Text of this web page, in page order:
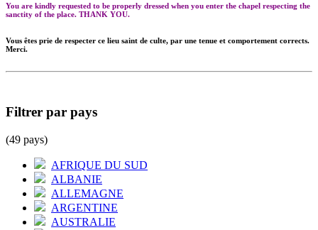
You are kindly requested to be properly dressed when you enter the chapel respecting the
sanctity of the place. THANK YOU.
Vous êtes prie de respecter ce lieu saint de culte, par une tenue et comportement corrects.
Merci.
Filtrer par pays
(49 pays)
AFRIQUE DU SUD
ALBANIE
ALLEMAGNE
ARGENTINE
AUSTRALIE